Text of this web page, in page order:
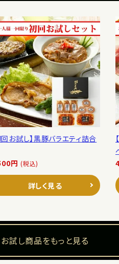
回お試し】黒豚バラエティ詰合
円 (税込)
詳しく見る
お試し商品をもっと見る